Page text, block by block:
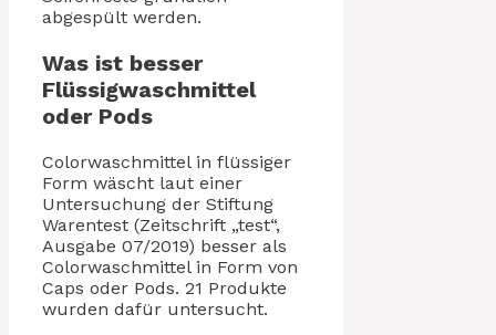
abgespült werden.
Was ist besser
Flüssigwaschmittel
oder Pods
Colorwaschmittel in flüssiger
Form wäscht laut einer
Untersuchung der Stiftung
Warentest (Zeitschrift „test“,
Ausgabe 07/2019) besser als
Colorwaschmittel in Form von
Caps oder Pods. 21 Produkte
wurden dafür untersucht.